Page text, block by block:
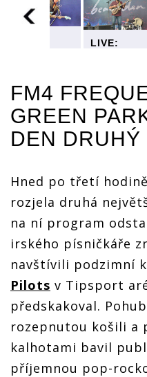
George
Ezra,
Galantis i
Anne-
Marie, o
zájem
LIVE:
George
Ezra,
Galantis i
Anne-
Marie, o
zájem
FM4
GREEN
DEN DRUHÝ
Hned po třetí
rozjela druhá
na ní program
irského písničkáře
navštívili podzimní
Pilots v Tipsport
předskakoval.
rozepnutou košili a
kalhotami bavil
příjemnou pop-